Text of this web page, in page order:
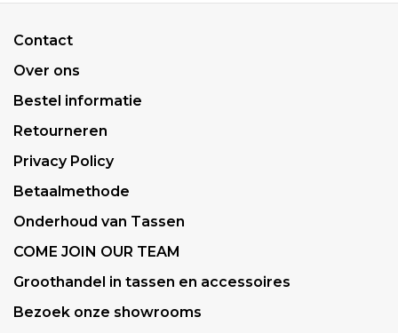
Contact
Over ons
Bestel informatie
Retourneren
Privacy Policy
Betaalmethode
Onderhoud van Tassen
COME JOIN OUR TEAM
Groothandel in tassen en accessoires
Bezoek onze showrooms